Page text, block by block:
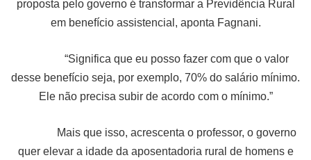
proposta pelo governo é transformar a Previdência Rural
em benefício assistencial, aponta Fagnani.
“Significa que eu posso fazer com que o valor
desse benefício seja, por exemplo, 70% do salário mínimo.
Ele não precisa subir de acordo com o mínimo.”
Mais que isso, acrescenta o professor, o governo
quer elevar a idade da aposentadoria rural de homens e